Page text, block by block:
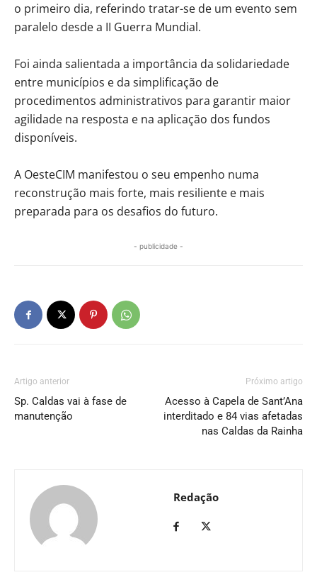
o primeiro dia, referindo tratar-se de um evento sem
paralelo desde a II Guerra Mundial.
Foi ainda salientada a importância da solidariedade
entre municípios e da simplificação de
procedimentos administrativos para garantir maior
agilidade na resposta e na aplicação dos fundos
disponíveis.
A OesteCIM manifestou o seu empenho numa
reconstrução mais forte, mais resiliente e mais
preparada para os desafios do futuro.
- publicidade -
Artigo anterior
Sp. Caldas vai à fase de
manutenção
Próximo artigo
Acesso à Capela de Sant’Ana
interditado e 84 vias afetadas
nas Caldas da Rainha
Redação